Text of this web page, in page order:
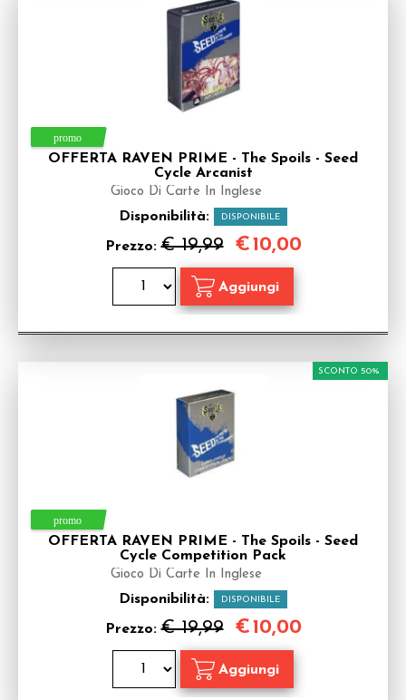
OFFERTA RAVEN PRIME - The Spoils - Seed
Cycle Arcanist
Gioco Di Carte In Inglese
Disponibilità: DISPONIBILE
Prezzo:€ 19,99 €10,00
OFFERTA RAVEN PRIME - The Spoils - Seed
Cycle Competition Pack
Gioco Di Carte In Inglese
Disponibilità: DISPONIBILE
Prezzo:€ 19,99
SCONTO 50%
€10,00